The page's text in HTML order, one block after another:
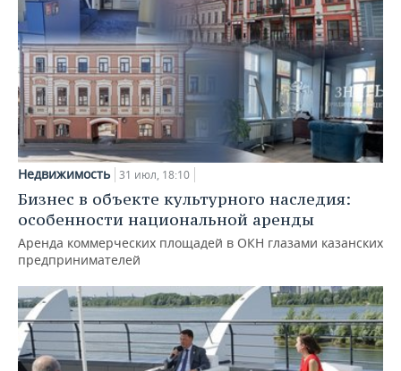
Недвижимость 31 июл, 18:10
Бизнес в объекте культурного наследия:
особенности национальной аренды
Аренда коммерческих площадей в ОКН глазами казанских
предпринимателей